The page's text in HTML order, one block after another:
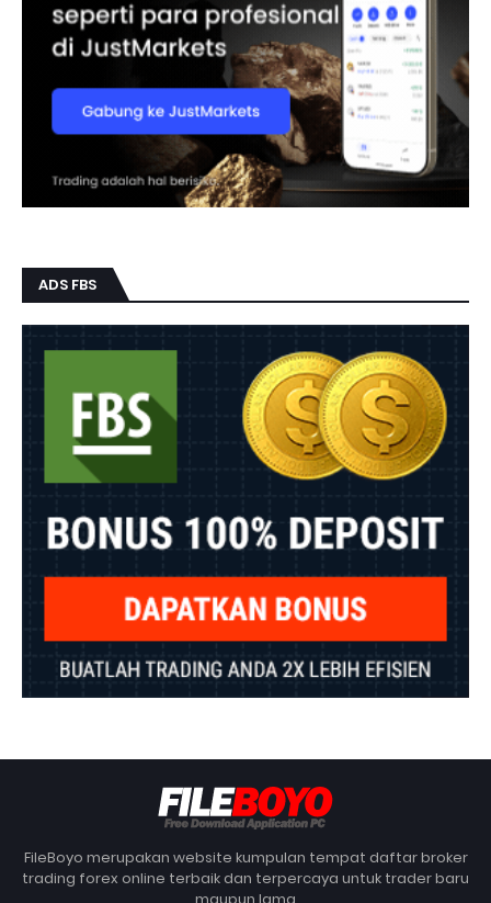
ADS FBS
FileBoyo merupakan website kumpulan tempat daftar broker
trading forex online terbaik dan terpercaya untuk trader baru